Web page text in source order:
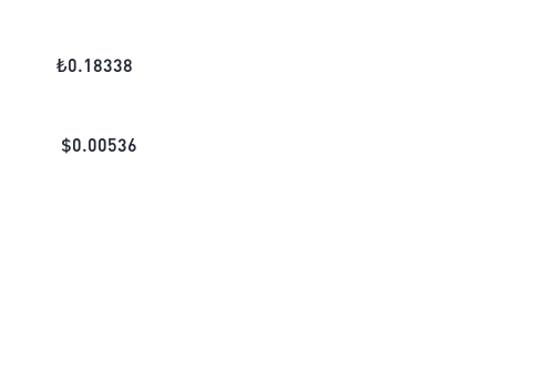
₺0.18338
$0.00536